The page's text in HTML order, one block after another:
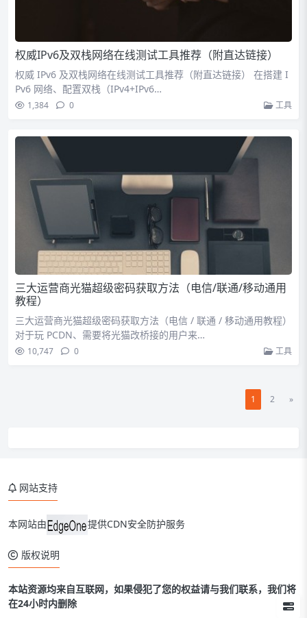
权威IPv6及双栈网络在线测试工具推荐（附直达链接）
权威 IPv6 及双栈网络在线测试工具推荐（附直达链接） 在搭建 I
Pv6 网络、配置双栈（IPv4+IPv6…
1,384 0 工具
三大运营商光猫超级密码获取方法（电信/联通/移动通用
教程）
三大运营商光猫超级密码获取方法（电信 / 联通 / 移动通用教程）
对于玩 PCDN、需要将光猫改桥接的用户来…
10,747 0 工具
1 2 »
网站支持
本网站由 提供CDN安全防护服务
版权说明
本站资源均来自互联网，如果侵犯了您的权益请与我们联系，我们将
在24小时内删除